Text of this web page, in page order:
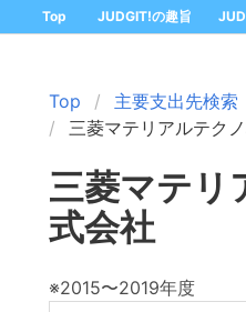
Top JUDGIT!の趣旨
Top
主要支出先検索
三菱マテリアルテク
三菱マテリ
式会社
※2015〜2019年度